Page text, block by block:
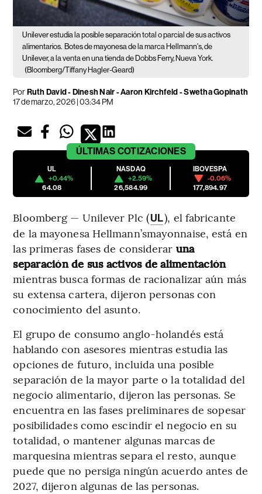
Unilever estudia la posible separación total o parcial de sus activos
alimentarios. Botes de mayonesa de la marca Hellmann's, de
Unilever, a la venta en una tienda de Dobbs Ferry, Nueva York.
(Bloomberg/Tiffany Hagler-Geard)
PorRuth David - Dinesh Nair - Aaron Kirchfeld - Swetha Gopinath
17 de marzo, 2026 | 03:34 PM
ÚLTIMAS COTIZACIONES
UL
+0.44%
64.08
NASDAQ
+2.59%
26,584.99
IBOVESPA
-0.06%
177,894.97
Bloomberg — Unilever Plc (UL), el fabricante
de la mayonesa Hellmann’smayonnaise, está en
las primeras fases de considerar una
separación de sus activos de alimentación
mientras busca formas de racionalizar aún más
su extensa cartera, dijeron personas con
conocimiento del asunto.
El grupo de consumo anglo-holandés está
hablando con asesores mientras estudia las
opciones de futuro, incluida una posible
separación de la mayor parte o la totalidad del
negocio alimentario, dijeron las personas. Se
encuentra en las fases preliminares de sopesar
posibilidades como escindir el negocio en su
totalidad, o mantener algunas marcas de
marquesina mientras separa el resto, aunque
puede que no persiga ningún acuerdo antes de
2027, dijeron algunas de las personas.